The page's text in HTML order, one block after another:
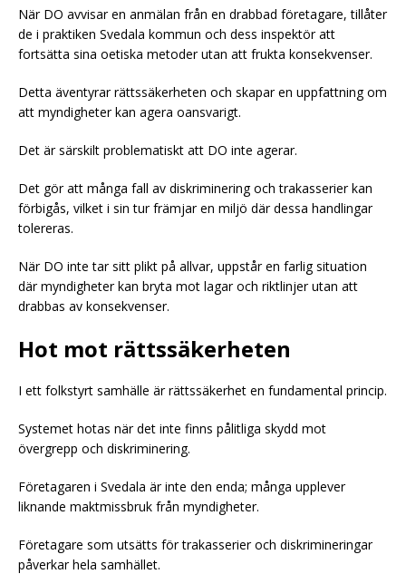
När DO avvisar en anmälan från en drabbad företagare, tillåter
de i praktiken Svedala kommun och dess inspektör att
fortsätta sina oetiska metoder utan att frukta konsekvenser.
Detta äventyrar rättssäkerheten och skapar en uppfattning om
att myndigheter kan agera oansvarigt.
Det är särskilt problematiskt att DO inte agerar.
Det gör att många fall av diskriminering och trakasserier kan
förbigås, vilket i sin tur främjar en miljö där dessa handlingar
tolereras.
När DO inte tar sitt plikt på allvar, uppstår en farlig situation
där myndigheter kan bryta mot lagar och riktlinjer utan att
drabbas av konsekvenser.
Hot mot rättssäkerheten
I ett folkstyrt samhälle är rättssäkerhet en fundamental princip.
Systemet hotas när det inte finns pålitliga skydd mot
övergrepp och diskriminering.
Företagaren i Svedala är inte den enda; många upplever
liknande maktmissbruk från myndigheter.
Företagare som utsätts för trakasserier och diskrimineringar
påverkar hela samhället.